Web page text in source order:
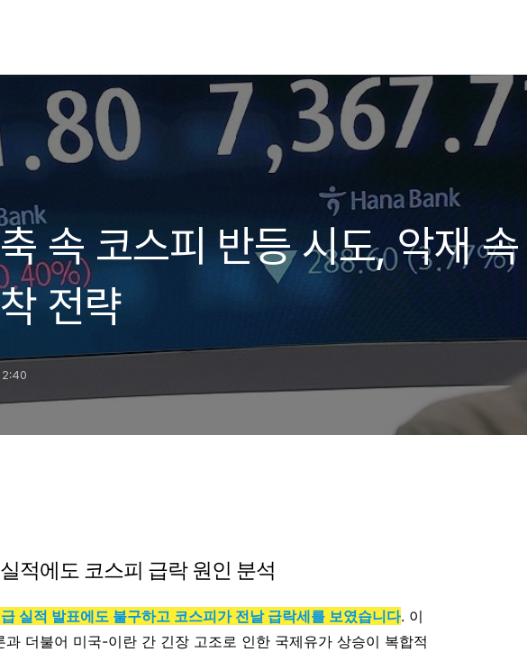
속 코스피 반등 시도, 악재 속
전략
적에도 코스피 급락 원인 분석
실적 발표에도 불구하고 코스피가 전날 급락세를 보였습니다. 이
과 더불어 미국-이란 간 긴장 고조로 인한 국제유가 상승이 복합적